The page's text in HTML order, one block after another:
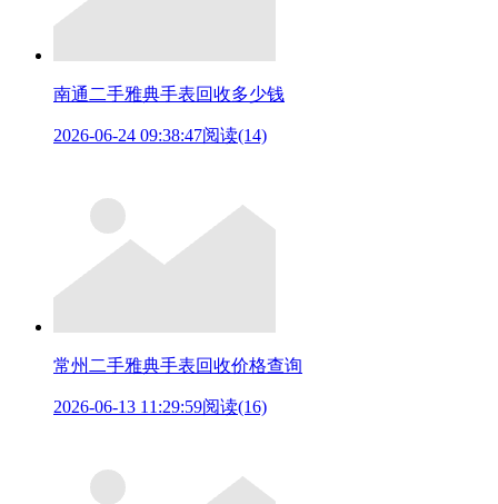
南通二手雅典手表回收多少钱
2026-06-24 09:38:47阅读(14)
常州二手雅典手表回收价格查询
2026-06-13 11:29:59阅读(16)